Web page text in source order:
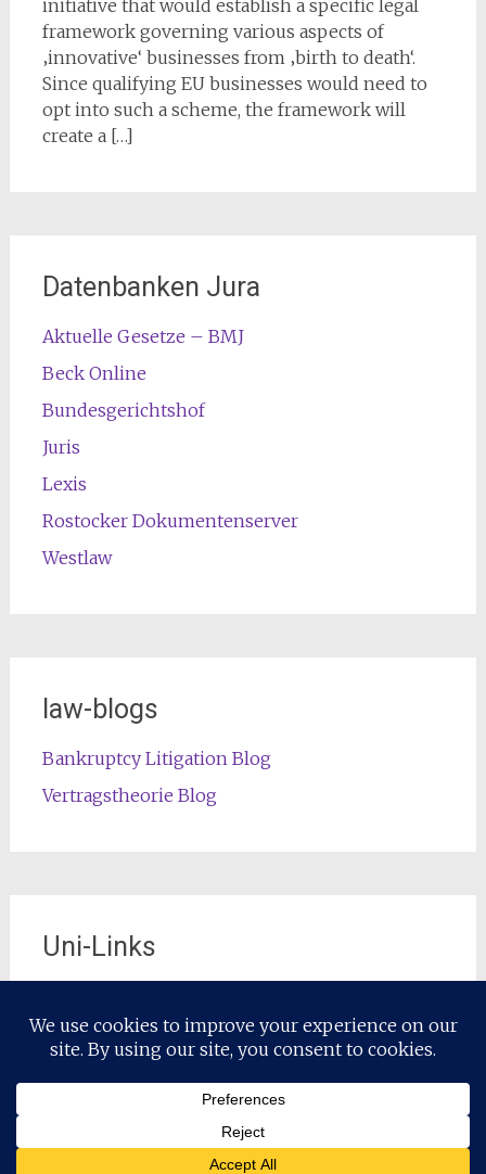
initiative that would establish a specific legal
framework governing various aspects of
‚innovative‘ businesses from ‚birth to death‘.
Since qualifying EU businesses would need to
opt into such a scheme, the framework will
create a […]
Datenbanken Jura
Aktuelle Gesetze – BMJ
Beck Online
Bundesgerichtshof
Juris
Lexis
Rostocker Dokumentenserver
Westlaw
law-blogs
Bankruptcy Litigation Blog
Vertragstheorie Blog
Uni-Links
Restrukturierungsrecht / Restructuring Law
Alle Rechte vorbehalten. Theme:Radiatevon ThemeGrill.